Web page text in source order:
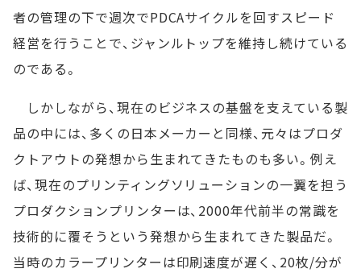
者の管理の下で週次でPDCAサイクルを回すスピード
経営を行うことで、ジャンルトップを維持し続けている
のである。
しかしながら、現在のビジネスの基盤を支えている製
品の中には、多くの日本メーカーと同様、元々はプロダ
クトアウトの発想から生まれてきたものも多い。例え
ば、現在のプリンティングソリューションの一翼を担う
プロダクションプリンターは、2000年代前半の常識を
技術的に覆そうという発想から生まれてきた製品だ。
当時のカラープリンターは印刷速度が遅く、20枚/分が